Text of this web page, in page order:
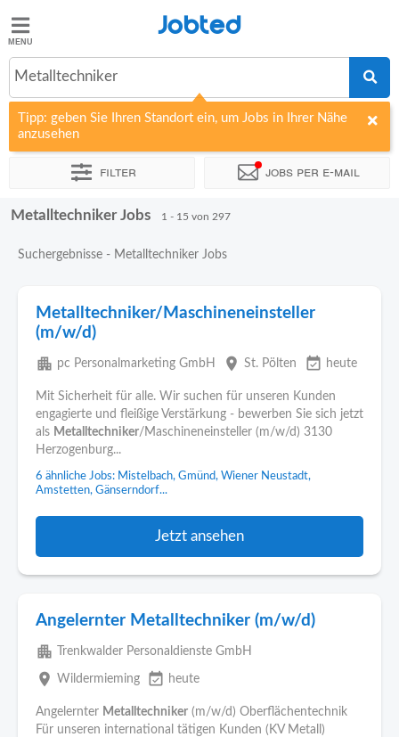
Jobted
Jobs
Gehalt
Jobted
Metalltechniker
Tipp: geben Sie Ihren Standort ein, um Jobs in Ihrer Nähe
anzusehen
Filter Jobs per e-mail
Sortieren nach Unternehmen Personaldienstleister
Metalltechniker Jobs 1 - 15 von 297
Suchergebnisse - Metalltechniker Jobs
Metalltechniker/Maschineneinsteller
(m/w/d)
apartment pc Personalmarketing GmbH place St. Pölten event_available heute
Mit Sicherheit für alle. Wir suchen für unseren Kunden
engagierte und fleißige Verstärkung - bewerben Sie sich jetzt
als Metalltechniker/Maschineneinsteller (m/w/d) 3130
Herzogenburg...
6 ähnliche Jobs: Mistelbach, Gmünd, Wiener Neustadt,
Amstetten, Gänserndorf...
Jetzt ansehen
Angelernter Metalltechniker (m/w/d)
apartment Trenkwalder Personaldienste GmbH
place Wildermieming event_available heute
Angelernter Metalltechniker (m/w/d) Oberflächentechnik
Für unseren international tätigen Kunden (KV Metall)